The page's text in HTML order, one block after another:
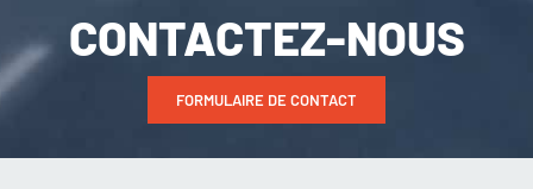
CONTACTEZ-NOUS
FORMULAIRE DE CONTACT